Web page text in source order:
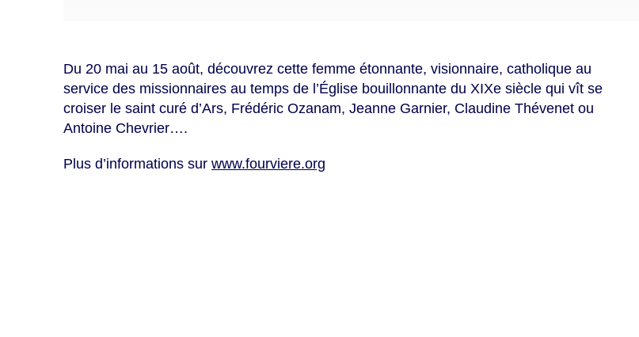
Du 20 mai au 15 août, découvrez cette femme étonnante, visionnaire, catholique au
service des missionnaires au temps de l’Église bouillonnante du XIXe siècle qui vît se
croiser le saint curé d’Ars, Frédéric Ozanam, Jeanne Garnier, Claudine Thévenet ou
Antoine Chevrier….
Plus d’informations sur www.fourviere.org